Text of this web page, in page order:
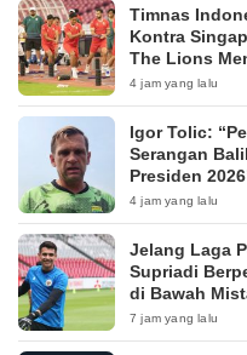
Timnas
Kontra
The Lions
4 jam yang lalu
Igor Tolic:
Serangan
Presiden
4 jam yang lalu
Jelang Laga
Supriadi
di Bawah
7 jam yang lalu